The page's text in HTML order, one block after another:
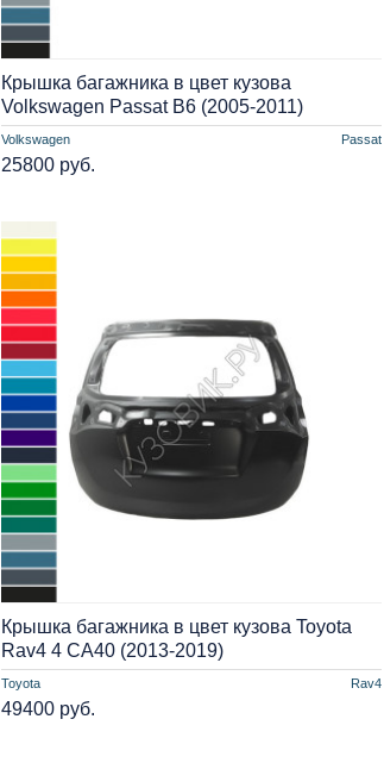
Volkswagen Passat
Крышка багажника в цвет кузова
Volkswagen Passat B6 (2005-2011)
25800 руб.
Toyota Rav4
Крышка багажника в цвет кузова Toyota
Rav4 4 СA40 (2013-2019)
49400 руб.